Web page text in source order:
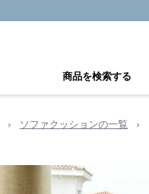
商品を検索する
› ソファクッションの一覧 ›